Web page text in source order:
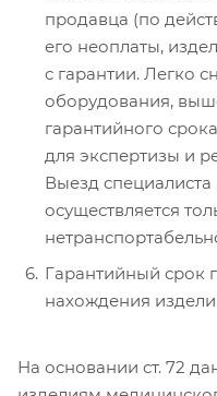
продавца (по
его неоплаты,
с гарантии. Легко
оборудования,
гарантийного
для экспертизы и
Выезд
осуществляется
Гарантийный срок
нахождения
На основании ст. 72